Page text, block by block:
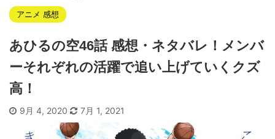
アニメ 感想
あひるの空46話 感想・ネタバレ！メンバ
ーそれぞれの活躍で追い上げていくクズ
高！
9月 4, 2020 7月 1, 2021